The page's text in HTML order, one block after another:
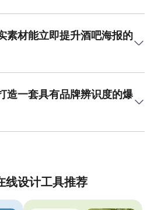
、羽毛、欧式花纹等元素，营
酒吧海报爆款设计中，都需确
度统一，通过氛围预设来吸引
盖各类活动场景的丰富模板与
最大、最具设计感的字体；日
信息，字号适中；票价或温馨
小字号。其次，通过字距、行
得正式，左对齐或自由排版则
片素材进行创意结合，例如让
弯曲，可以增加设计的趣味性
报爆款设计，其文字部分必然
素材能立即提升酒吧海报的
能直接激发观众的味觉联想。
，如霓虹灯的璀璨光晕、烛光
有效塑造空间情绪。另外，纹
在进行酒吧海报爆款设计时，
造一套具有品牌辨识度的爆
活动”、“招牌酒水推介”等主题
使用的写实素材，如特定风格
线设计工具推荐